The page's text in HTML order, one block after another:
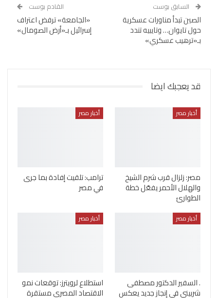
السابق بوست
الصين تبدأ مناورات عسكرية
حول تايوان… وتايبيه تندد
بـ«ترهيب عسكري»
القادم بوست
«الجامعة» ترفض اعتراف
إسرائيل بـ«أرض الصومال»
قد يعجبك ايضا
أخبار مصر
مصر: زلزال قرب شرم الشيخ
والهلال الأحمر يفعّل خطة
الطوارئ
أخبار مصر
ترامب: تلقيت إفادة بما جرى
في مصر
أخبار مصر
. السفير الدكتور مصطفى
شربيني في إنجاز جديد يعكس
أخبار مصر
استطلاع لرويترز: توقعات نمو
الاقتصاد المصري مستقرة